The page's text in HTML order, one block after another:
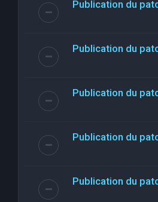
Publication du
Publication du
Publication du
Publication du
Publication du